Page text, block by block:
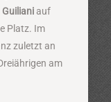
Guiliani auf
Platz. Im
zuletzt an
am